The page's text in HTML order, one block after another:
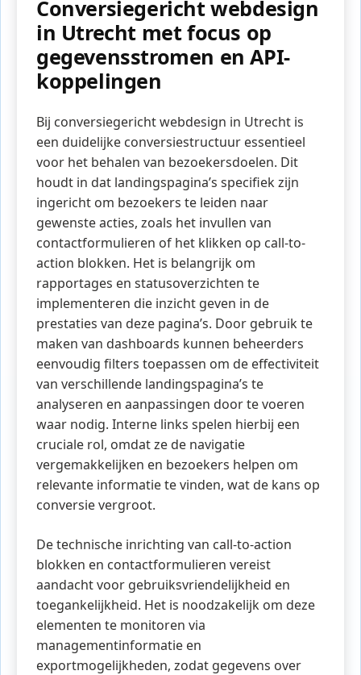
Conversiegericht webdesign
in Utrecht met focus op
gegevensstromen en API-
koppelingen
Bij conversiegericht webdesign in Utrecht is
een duidelijke conversiestructuur essentieel
voor het behalen van bezoekersdoelen. Dit
houdt in dat landingspagina’s specifiek zijn
ingericht om bezoekers te leiden naar
gewenste acties, zoals het invullen van
contactformulieren of het klikken op call-to-
action blokken. Het is belangrijk om
rapportages en statusoverzichten te
implementeren die inzicht geven in de
prestaties van deze pagina’s. Door gebruik te
maken van dashboards kunnen beheerders
eenvoudig filters toepassen om de effectiviteit
van verschillende landingspagina’s te
analyseren en aanpassingen door te voeren
waar nodig. Interne links spelen hierbij een
cruciale rol, omdat ze de navigatie
vergemakkelijken en bezoekers helpen om
relevante informatie te vinden, wat de kans op
conversie vergroot.
De technische inrichting van call-to-action
blokken en contactformulieren vereist
aandacht voor gebruiksvriendelijkheid en
toegankelijkheid. Het is noodzakelijk om deze
elementen te monitoren via
managementinformatie en
exportmogelijkheden, zodat gegevens over